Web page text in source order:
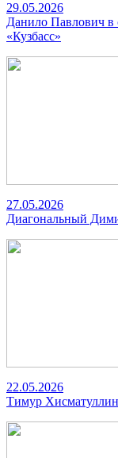
29.05.2026
Данило Павлович в
«Кузбасс»
27.05.2026
Диагональный
22.05.2026
Тимур Хисматуллин